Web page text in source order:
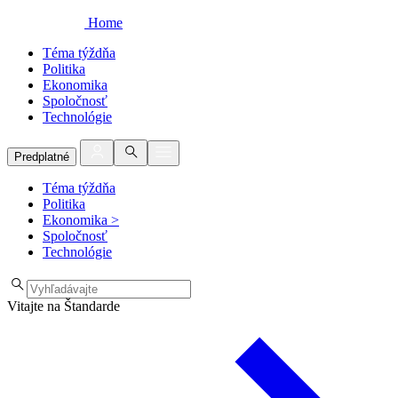
Home
Téma týždňa
Politika
Ekonomika
Spoločnosť
Technológie
Predplatné
Téma týždňa
Politika
Ekonomika >
Spoločnosť
Technológie
Vitajte na Štandarde